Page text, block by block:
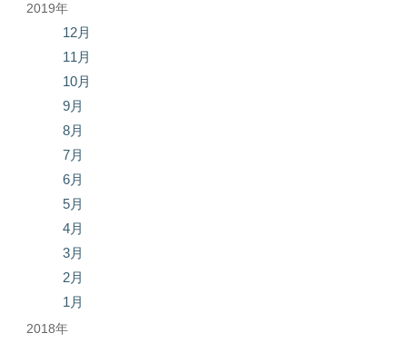
2019年
12月
11月
10月
9月
8月
7月
6月
5月
4月
3月
2月
1月
2018年